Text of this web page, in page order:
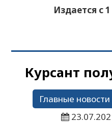
Издается с
Курсант
Главные новости